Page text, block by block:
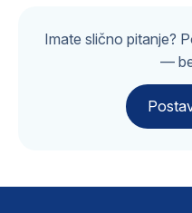
Imate slično pitanje?
—